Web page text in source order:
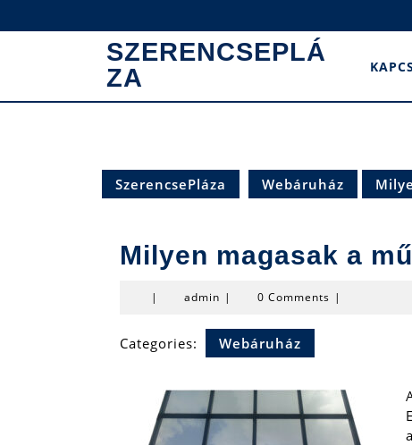
to
SZERENCSEPLÁ
ZA
SzerencsePláza Webáruház
Milyen magasak a
| admin admin
| 0 Comments |
Categories: Webáruház